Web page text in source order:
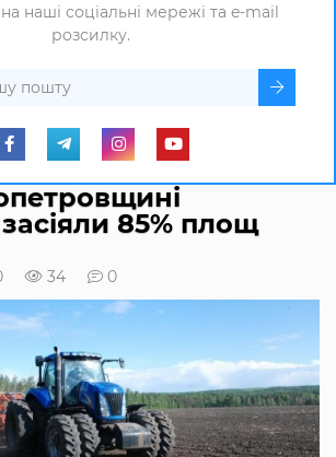
наші соціальні мережі та e-mail
розсилку.
85% площ
34 0